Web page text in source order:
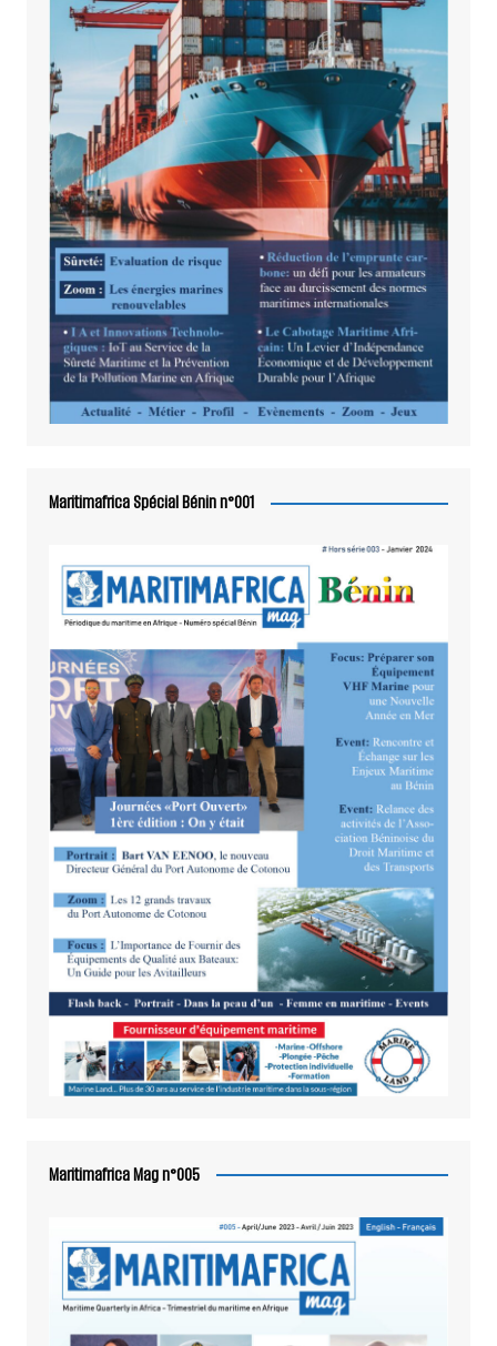
Maritimafrica Spécial Bénin n°001
Maritimafrica Mag n°005